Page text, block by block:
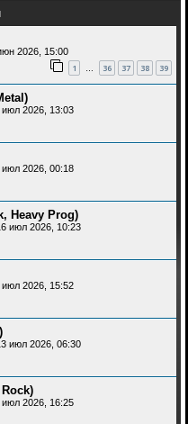
2026, 15:00
1 … 36 37 38 39
июл 2026, 13:03
июл 2026, 00:18
Heavy Prog)
июл 2026, 10:23
июл 2026, 15:52
июл 2026, 06:30
июл 2026, 16:25